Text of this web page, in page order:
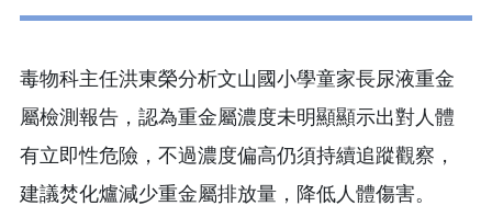
毒物科主任洪東榮分析文山國小學童家長尿液重金
屬檢測報告，認為重金屬濃度未明顯顯示出對人體
有立即性危險，不過濃度偏高仍須持續追蹤觀察，
建議焚化爐減少重金屬排放量，降低人體傷害。